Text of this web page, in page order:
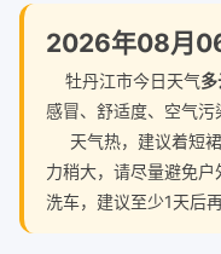
2026年08月06
牡丹江市今日天气
感冒、舒适度、空气污
天气热，建议着短裙
力稍大，请尽量避免
洗车，建议至少1天后再